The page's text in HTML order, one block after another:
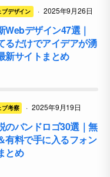
ブデザイン · 2025年9月26日
Webデザイン47選｜
るだけでアイデアが湧
新サイトまとめ
ブ考察 · 2025年9月19日
のバンドロゴ30選｜無
有料で手に入るフォン
とめ